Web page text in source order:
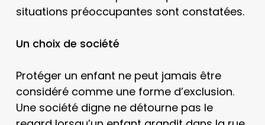
situations préoccupantes sont constatées.
Un choix de société
Protéger un enfant ne peut jamais être
considéré comme une forme d’exclusion.
Une société digne ne détourne pas le